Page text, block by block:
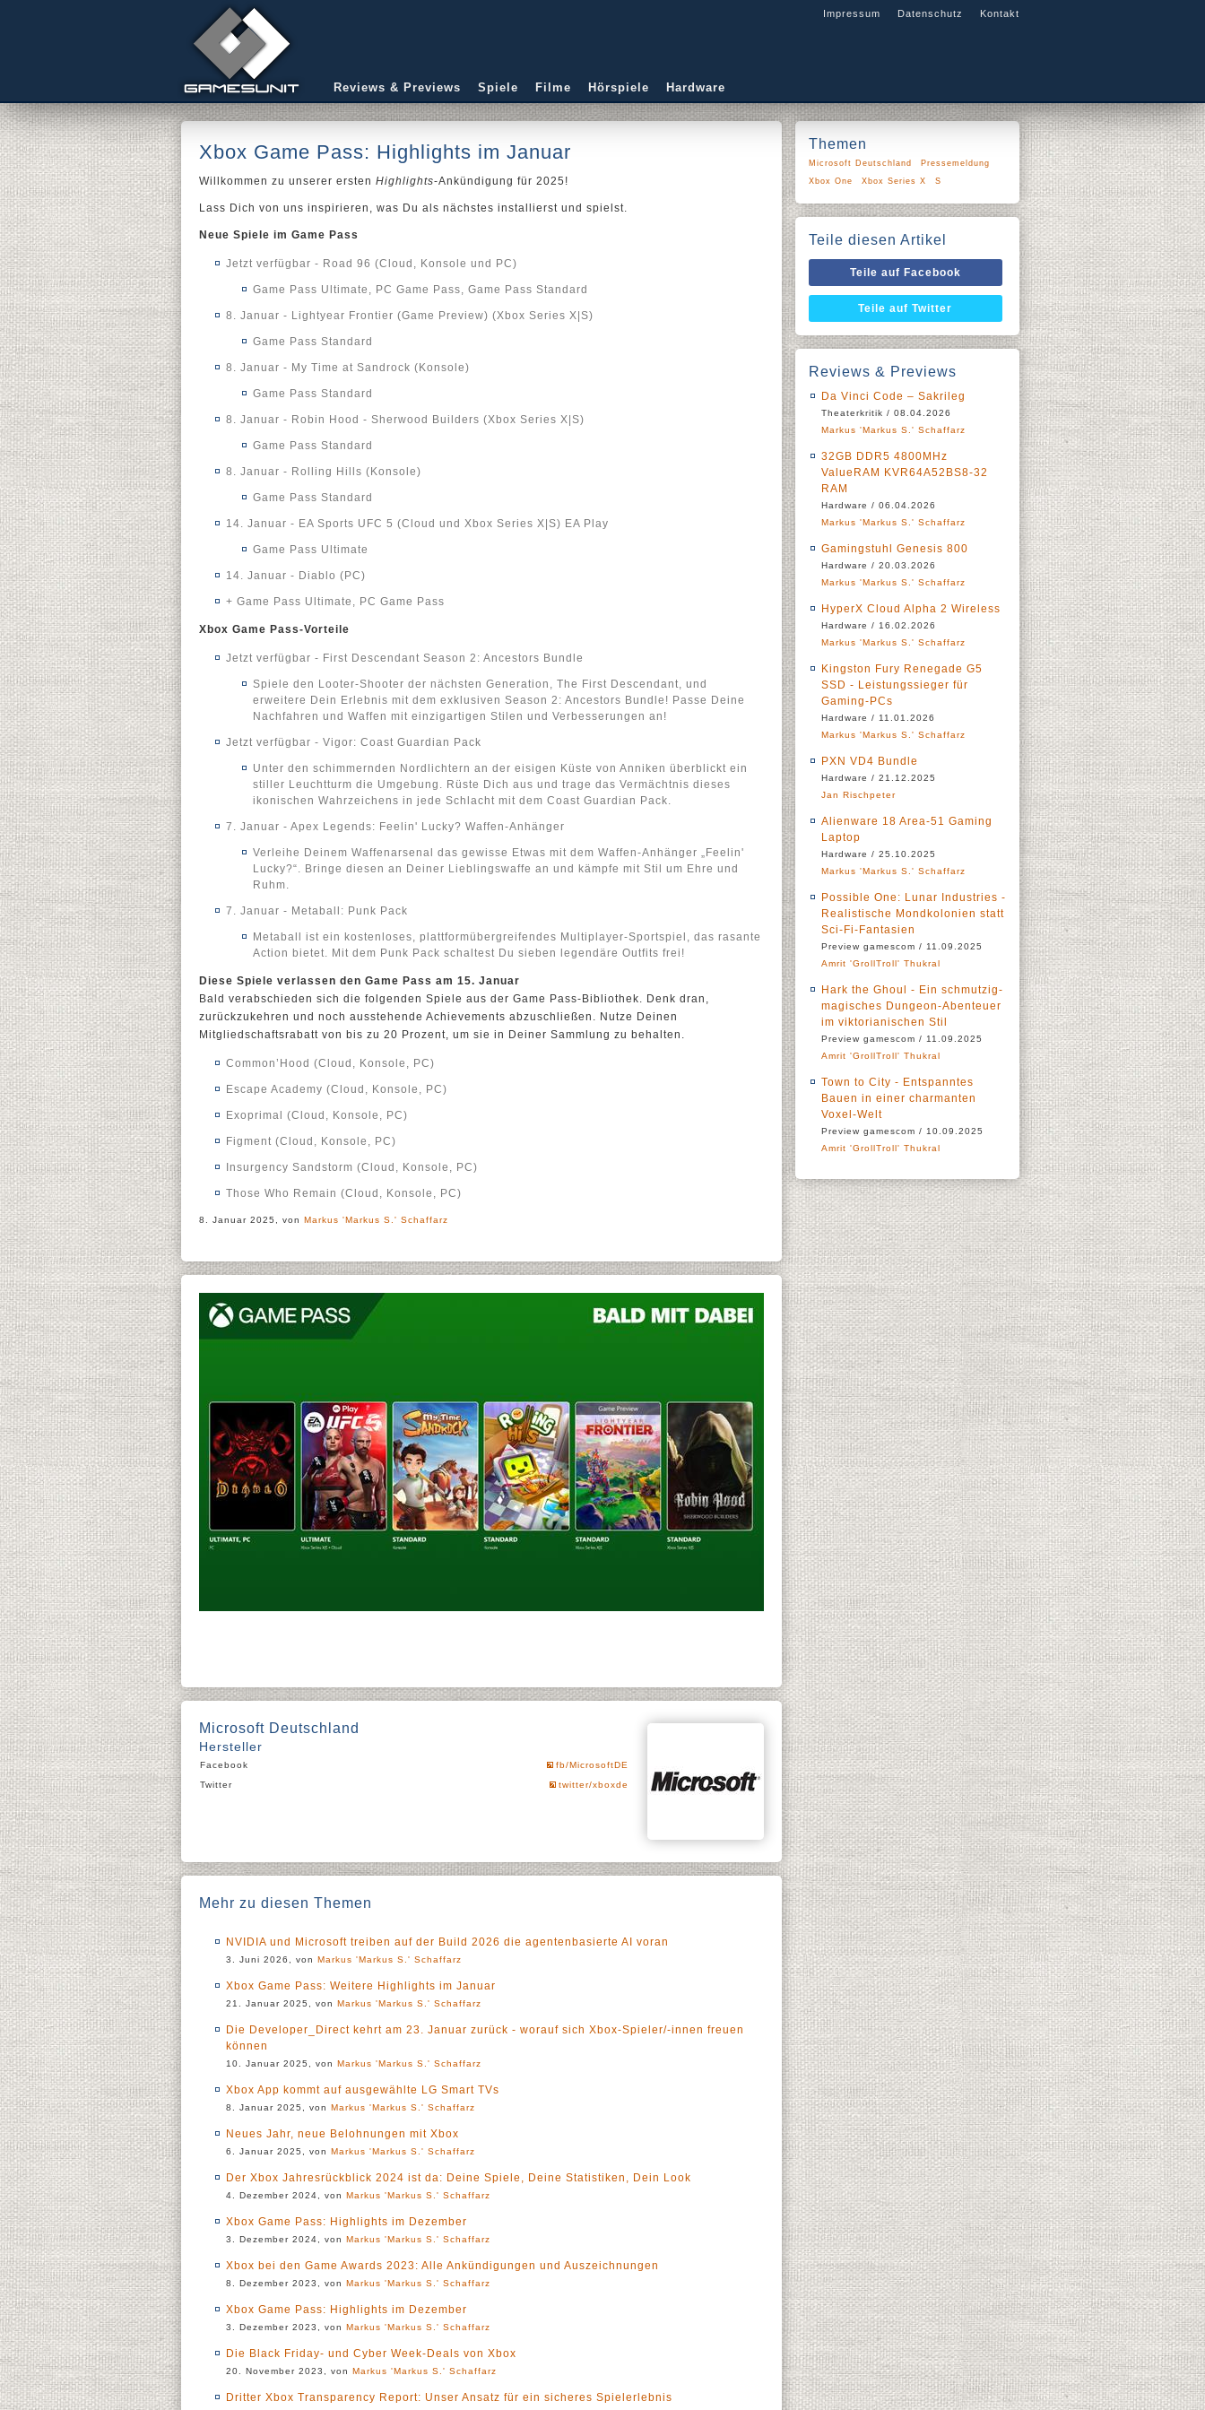
Impressum Datenschutz Kontakt
Reviews & Previews Spiele Filme Hörspiele Hardware
Xbox Game Pass: Highlights im Januar
Willkommen zu unserer ersten Highlights-Ankündigung für 2025!
Lass Dich von uns inspirieren, was Du als nächstes installierst und spielst.
Neue Spiele im Game Pass
Jetzt verfügbar - Road 96 (Cloud, Konsole und PC)
Game Pass Ultimate, PC Game Pass, Game Pass Standard
8. Januar - Lightyear Frontier (Game Preview) (Xbox Series X|S)
Game Pass Standard
8. Januar - My Time at Sandrock (Konsole)
Game Pass Standard
8. Januar - Robin Hood - Sherwood Builders (Xbox Series X|S)
Game Pass Standard
8. Januar - Rolling Hills (Konsole)
Game Pass Standard
14. Januar - EA Sports UFC 5 (Cloud und Xbox Series X|S) EA Play
Game Pass Ultimate
14. Januar - Diablo (PC)
+ Game Pass Ultimate, PC Game Pass
Xbox Game Pass-Vorteile
Jetzt verfügbar - First Descendant Season 2: Ancestors Bundle
Spiele den Looter-Shooter der nächsten Generation, The First Descendant, und
erweitere Dein Erlebnis mit dem exklusiven Season 2: Ancestors Bundle! Passe Deine
Nachfahren und Waffen mit einzigartigen Stilen und Verbesserungen an!
Jetzt verfügbar - Vigor: Coast Guardian Pack
Unter den schimmernden Nordlichtern an der eisigen Küste von Anniken überblickt ein
stiller Leuchtturm die Umgebung. Rüste Dich aus und trage das Vermächtnis dieses
ikonischen Wahrzeichens in jede Schlacht mit dem Coast Guardian Pack.
7. Januar - Apex Legends: Feelin' Lucky? Waffen-Anhänger
Verleihe Deinem Waffenarsenal das gewisse Etwas mit dem Waffen-Anhänger „Feelin'
Lucky?“. Bringe diesen an Deiner Lieblingswaffe an und kämpfe mit Stil um Ehre und
Ruhm.
7. Januar - Metaball: Punk Pack
Metaball ist ein kostenloses, plattformübergreifendes Multiplayer-Sportspiel, das rasante
Action bietet. Mit dem Punk Pack schaltest Du sieben legendäre Outfits frei!
Diese Spiele verlassen den Game Pass am 15. Januar
Bald verabschieden sich die folgenden Spiele aus der Game Pass-Bibliothek. Denk dran,
zurückzukehren und noch ausstehende Achievements abzuschließen. Nutze Deinen
Mitgliedschaftsrabatt von bis zu 20 Prozent, um sie in Deiner Sammlung zu behalten.
Common’Hood (Cloud, Konsole, PC)
Escape Academy (Cloud, Konsole, PC)
Exoprimal (Cloud, Konsole, PC)
Figment (Cloud, Konsole, PC)
Insurgency Sandstorm (Cloud, Konsole, PC)
Those Who Remain (Cloud, Konsole, PC)
8. Januar 2025, von Markus 'Markus S.' Schaffarz
Microsoft Deutschland
Hersteller
Facebook
fb/MicrosoftDE
Twitter
twitter/xboxde
Mehr zu diesen Themen
NVIDIA und Microsoft treiben auf der Build 2026 die agentenbasierte AI voran
3. Juni 2026, von Markus 'Markus S.' Schaffarz
Xbox Game Pass: Weitere Highlights im Januar
21. Januar 2025, von Markus 'Markus S.' Schaffarz
Die Developer_Direct kehrt am 23. Januar zurück - worauf sich Xbox-Spieler/-innen freuen
können
10. Januar 2025, von Markus 'Markus S.' Schaffarz
Xbox App kommt auf ausgewählte LG Smart TVs
8. Januar 2025, von Markus 'Markus S.' Schaffarz
Neues Jahr, neue Belohnungen mit Xbox
6. Januar 2025, von Markus 'Markus S.' Schaffarz
Der Xbox Jahresrückblick 2024 ist da: Deine Spiele, Deine Statistiken, Dein Look
4. Dezember 2024, von Markus 'Markus S.' Schaffarz
Xbox Game Pass: Highlights im Dezember
3. Dezember 2024, von Markus 'Markus S.' Schaffarz
Xbox bei den Game Awards 2023: Alle Ankündigungen und Auszeichnungen
8. Dezember 2023, von Markus 'Markus S.' Schaffarz
Xbox Game Pass: Highlights im Dezember
3. Dezember 2023, von Markus 'Markus S.' Schaffarz
Die Black Friday- und Cyber Week-Deals von Xbox
20. November 2023, von Markus 'Markus S.' Schaffarz
Dritter Xbox Transparency Report: Unser Ansatz für ein sicheres Spielerlebnis
Themen
Microsoft Deutschland
Pressemeldung
Xbox One
Xbox Series X S
Teile diesen Artikel
Teile auf Facebook
Teile auf Twitter
Reviews & Previews
Da Vinci Code – Sakrileg
Theaterkritik / 08.04.2026
Markus 'Markus S.' Schaffarz
32GB DDR5 4800MHz
ValueRAM KVR64A52BS8-32
RAM
Hardware / 06.04.2026
Markus 'Markus S.' Schaffarz
Gamingstuhl Genesis 800
Hardware / 20.03.2026
Markus 'Markus S.' Schaffarz
HyperX Cloud Alpha 2 Wireless
Hardware / 16.02.2026
Markus 'Markus S.' Schaffarz
Kingston Fury Renegade G5
SSD - Leistungssieger für
Gaming-PCs
Hardware / 11.01.2026
Markus 'Markus S.' Schaffarz
PXN VD4 Bundle
Hardware / 21.12.2025
Jan Rischpeter
Alienware 18 Area-51 Gaming
Laptop
Hardware / 25.10.2025
Markus 'Markus S.' Schaffarz
Possible One: Lunar Industries -
Realistische Mondkolonien statt
Sci-Fi-Fantasien
Preview gamescom / 11.09.2025
Amrit 'GrollTroll' Thukral
Hark the Ghoul - Ein schmutzig-
magisches Dungeon-Abenteuer
im viktorianischen Stil
Preview gamescom / 11.09.2025
Amrit 'GrollTroll' Thukral
Town to City - Entspanntes
Bauen in einer charmanten
Voxel-Welt
Preview gamescom / 10.09.2025
Amrit 'GrollTroll' Thukral